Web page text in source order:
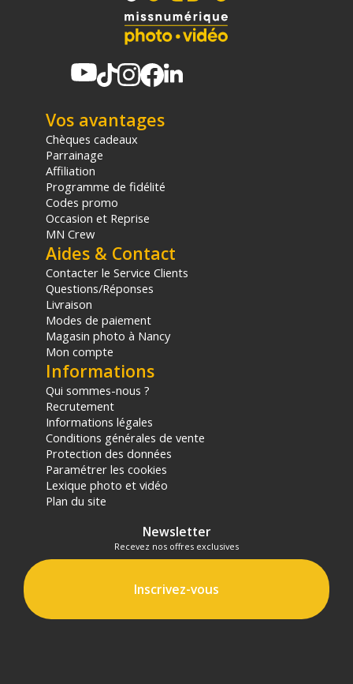
Vos avantages
Chèques cadeaux
Parrainage
Affiliation
Programme de fidélité
Codes promo
Occasion et Reprise
MN Crew
Aides & Contact
Contacter le Service Clients
Questions/Réponses
Livraison
Modes de paiement
Magasin photo à Nancy
Mon compte
Informations
Qui sommes-nous ?
Recrutement
Informations légales
Conditions générales de vente
Protection des données
Paramétrer les cookies
Lexique photo et vidéo
Plan du site
Newsletter
Recevez nos offres exclusives
Inscrivez-vous